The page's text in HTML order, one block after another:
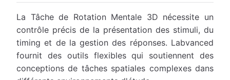
La Tâche de Rotation Mentale 3D nécessite un
contrôle précis de la présentation des stimuli, du
timing et de la gestion des réponses. Labvanced
fournit des outils flexibles qui soutiennent des
conceptions de tâches spatiales complexes dans